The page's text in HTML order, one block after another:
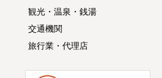
観光・温泉・銭湯
交通機関
旅行業・代理店